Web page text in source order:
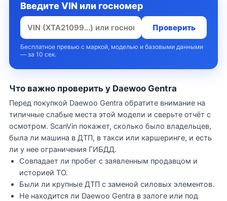
Введите VIN или госномер
Проверить
Бесплатное превью с маркой, моделью и базовыми данными
— за 10 сек.
Что важно проверить у Daewoo Gentra
Перед покупкой Daewoo Gentra обратите внимание на
типичные слабые места этой модели и сверьте отчёт с
осмотром. ScanVin покажет, сколько было владельцев,
была ли машина в ДТП, в такси или каршеринге, и есть
ли у нее ограничения ГИБДД.
Совпадает ли пробег с заявленным продавцом и
историей ТО.
Были ли крупные ДТП с заменой силовых элементов.
Не находится ли Daewoo Gentra в залоге или под